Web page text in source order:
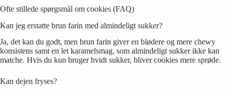
Ofte stillede spørgsmål om cookies (FAQ)
Kan jeg erstatte brun farin med almindeligt sukker?
Ja, det kan du godt, men brun farin giver en blødere og mere chewy
konsistens samt en let karamelsmag, som almindeligt sukker ikke kan
matche. Hvis du kun bruger hvidt sukker, bliver cookies mere sprøde.
Kan dejen fryses?